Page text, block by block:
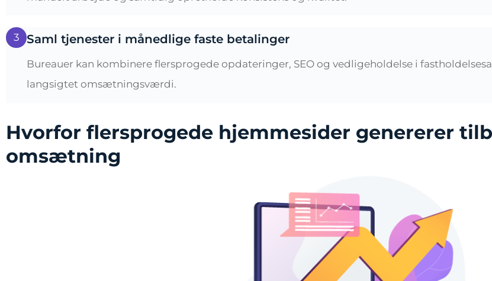
3 Saml tjenester i månedlige faste betalinger
Bureauer kan kombinere flersprogede opdateringer, SEO og vedligeholdelse i
langsigtet omsætningsværdi.
Hvorfor flersprogede hjemmesider genererer
omsætning